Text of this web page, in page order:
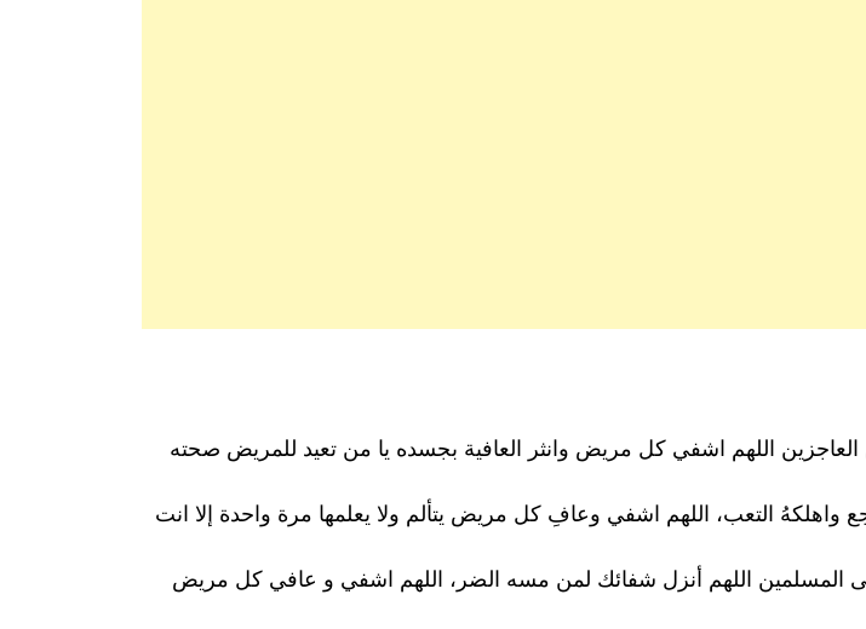
اللهم اشفي كل مريض وانثر العافية بجسده يا من تعيد للمريض صحته
واهلكهُ التعب، اللهم اشفي وعافِ كل مريض يتألم ولا يعلمها مرة واحدة إلا انت
المسلمين اللهم أنزل شفائك لمن مسه الضر، اللهم اشفي و عافي كل مريض